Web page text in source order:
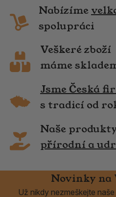
Nabízíme
spolupráci
Veškeré zboží
máme
Jsme Česká
s tradicí od
Naše
přírodní a
Novinky na
Už nikdy nezmeškejte